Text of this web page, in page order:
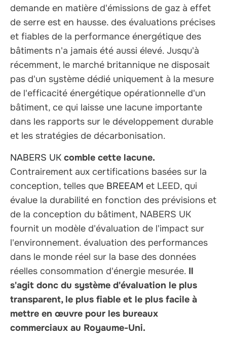
demande en matière d'émissions de gaz à effet
de serre est en hausse. des évaluations précises
et fiables de la performance énergétique des
bâtiments n'a jamais été aussi élevé. Jusqu'à
récemment, le marché britannique ne disposait
pas d'un système dédié uniquement à la mesure
de l'efficacité énergétique opérationnelle d'un
bâtiment, ce qui laisse une lacune importante
dans les rapports sur le développement durable
et les stratégies de décarbonisation.
NABERS UK comble cette lacune.
Contrairement aux certifications basées sur la
conception, telles que BREEAM et LEED, qui
évalue la durabilité en fonction des prévisions et
de la conception du bâtiment, NABERS UK
fournit un modèle d'évaluation de l'impact sur
l'environnement. évaluation des performances
dans le monde réel sur la base des données
réelles consommation d'énergie mesurée. Il
s'agit donc du système d'évaluation le plus
transparent, le plus fiable et le plus facile à
mettre en œuvre pour les bureaux
commerciaux au Royaume-Uni.